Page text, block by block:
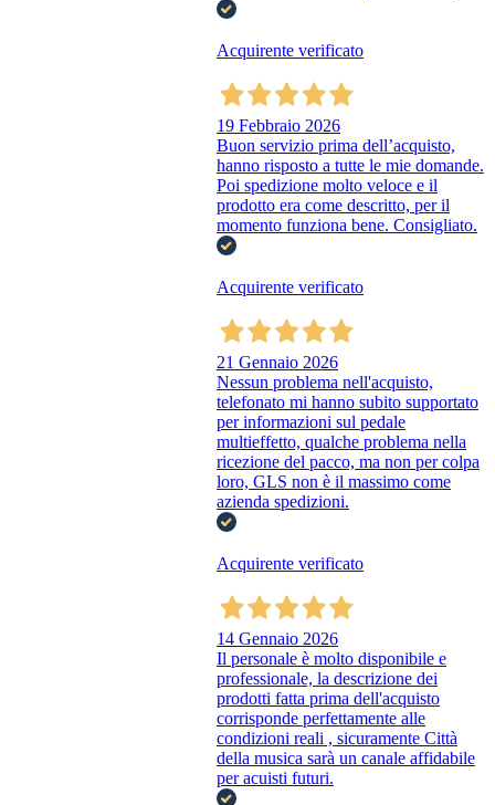
Acquirente verificato
19 Febbraio 2026
Buon servizio prima dell’acquisto,
hanno risposto a tutte le mie domande.
Poi spedizione molto veloce e il
prodotto era come descritto, per il
momento funziona bene. Consigliato.
Acquirente verificato
21 Gennaio 2026
Nessun problema nell'acquisto,
telefonato mi hanno subito supportato
per informazioni sul pedale
multieffetto, qualche problema nella
ricezione del pacco, ma non per colpa
loro, GLS non è il massimo come
azienda spedizioni.
Acquirente verificato
14 Gennaio 2026
Il personale è molto disponibile e
professionale, la descrizione dei
prodotti fatta prima dell'acquisto
corrisponde perfettamente alle
condizioni reali , sicuramente Città
della musica sarà un canale affidabile
per acuisti futuri.